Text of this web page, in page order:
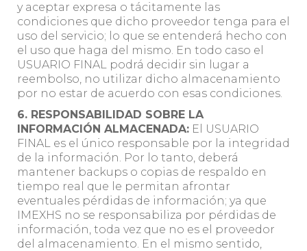
y aceptar expresa o tácitamente las
condiciones que dicho proveedor tenga para el
uso del servicio; lo que se entenderá hecho con
el uso que haga del mismo. En todo caso el
USUARIO FINAL podrá decidir sin lugar a
reembolso, no utilizar dicho almacenamiento
por no estar de acuerdo con esas condiciones.
6. RESPONSABILIDAD SOBRE LA
INFORMACIÓN ALMACENADA: El USUARIO
FINAL es el único responsable por la integridad
de la información. Por lo tanto, deberá
mantener backups o copias de respaldo en
tiempo real que le permitan afrontar
eventuales pérdidas de información; ya que
IMEXHS no se responsabiliza por pérdidas de
información, toda vez que no es el proveedor
del almacenamiento. En el mismo sentido,